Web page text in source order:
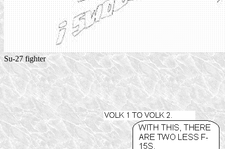
Su-27 fighter